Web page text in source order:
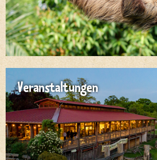
Veranstaltungen